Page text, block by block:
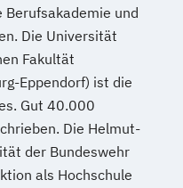
Berufsakademie und
Die Universität
Fakultät
Eppendorf) ist die
Gut 40.000
Die Helmut-
der Bundeswehr
als Hochschule